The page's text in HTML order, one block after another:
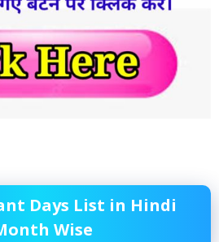
Days List in Hindi
Wise